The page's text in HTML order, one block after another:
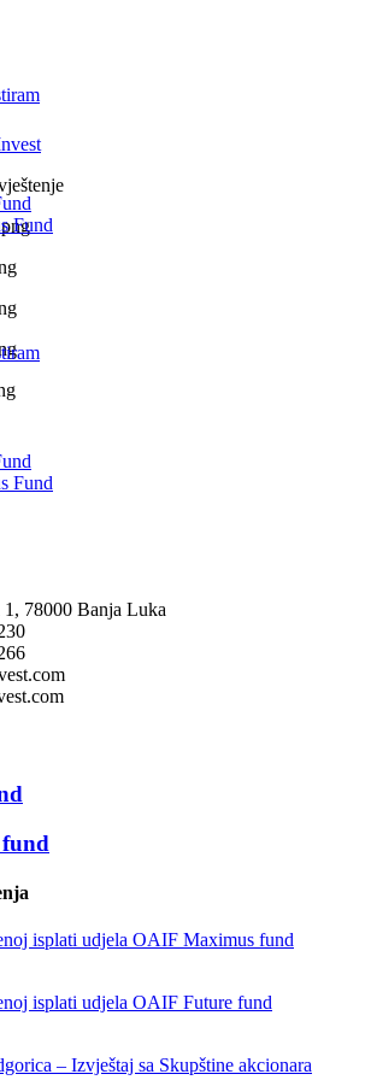
Fund
Fund
78000 Banja Luka
isplati udjela OAIF Maximus fund
isplati udjela OAIF Future fund
– Izvještaj sa Skupštine akcionara